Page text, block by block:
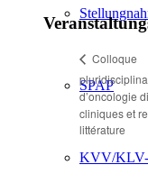
SPAP
KVV/KLV-
Colloque
d’oncologie
cliniques et
littérature